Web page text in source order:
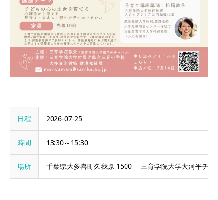
日程 2026-07-25
時間 13:30～15:30
場所 千葉県大多喜町久我原 1500 三育学院大学大河平チャ